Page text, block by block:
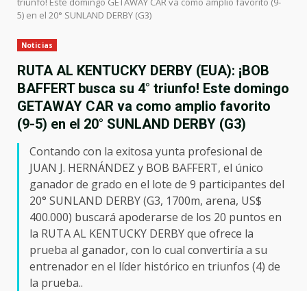
5) en el 20° SUNLAND DERBY (G3)
Noticias
RUTA AL KENTUCKY DERBY (EUA): ¡BOB
BAFFERT busca su 4° triunfo! Este domingo
GETAWAY CAR va como amplio favorito
(9-5) en el 20° SUNLAND DERBY (G3)
Contando con la exitosa yunta profesional de
JUAN J. HERNÁNDEZ y BOB BAFFERT, el único
ganador de grado en el lote de 9 participantes del
20° SUNLAND DERBY (G3, 1700m, arena, US$
400.000) buscará apoderarse de los 20 puntos en
la RUTA AL KENTUCKY DERBY que ofrece la
prueba al ganador, con lo cual convertiría a su
entrenador en el líder histórico en triunfos (4) de
la prueba..